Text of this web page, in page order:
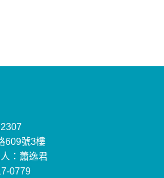
609號3樓
：蕭逸君
0779